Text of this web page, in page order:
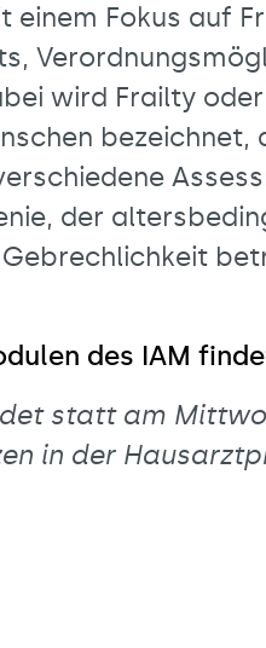
Fokus auf
wird Frailty
der
des IAM
statt am
in der